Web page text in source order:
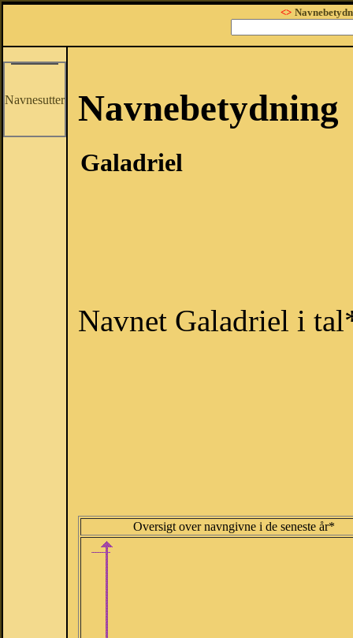
<>
Navnesutter Navnebetydning
Galadriel
Navnet Galadriel i
Oversigt over navngivne i de seneste år*